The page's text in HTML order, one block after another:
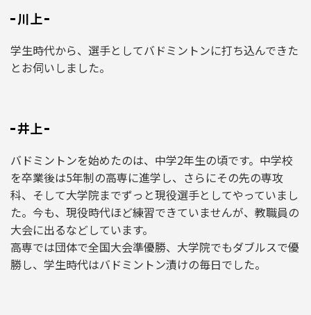
川上
学生時代から、選手としてバドミントンに打ち込んできた
とお伺いしました。
井上
バドミントンを始めたのは、中学2年生の頃です。中学校
を卒業後は5年制の高専に進学し、さらにその先の専攻
科、そして大学院までずっと現役選手としてやっていまし
た。今も、現役時代ほど練習できていませんが、教職員の
大会に出るなどしています。
高専では団体で全国大会準優勝、大学院でもダブルスで優
勝し、学生時代はバドミントン漬けの毎日でした。